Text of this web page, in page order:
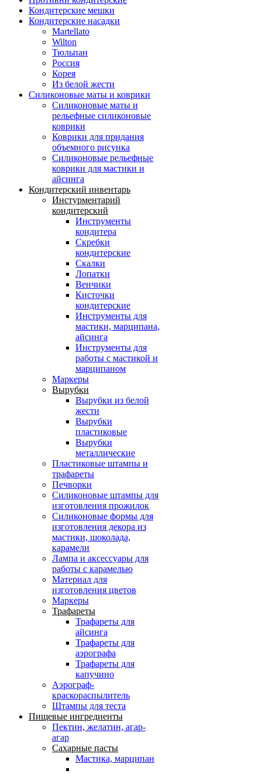
Кондитерские мешки
Кондитерские насадки
Martellato
Wilton
Тюльпан
Россия
Корея
Из белой жести
Силиконовые маты и коврики
Силиконовые маты и
рельефные силиконовые
коврики
Коврики для придания
объемного рисунка
Силиконовые рельефные
коврики для мастики и
айсинга
Кондитерский инвентарь
Инстурментарий
кондитерский
Инструменты
кондитера
Скребки
кондитерские
Скалки
Лопатки
Венчики
Кисточки
кондитерские
Инструменты для
мастики, марципана,
айсинга
Инструменты для
работы с мастикой и
марципаном
Маркеры
Вырубки
Вырубки из белой
жести
Вырубки
пластиковые
Вырубки
металлические
Пластиковые штампы и
трафареты
Печворки
Силиконовые штампы для
изготовления прожилок
Силиконовые формы для
изготовления декора из
мастики, шоколада,
карамели
Лампа и аксессуары для
работы с карамелью
Материал для
изготовления цветов
Маркеры
Трафареты
Трафареты для
айсинга
Трафареты для
аэрографа
Трафареты для
капучино
Аэрограф-
краскораспылитель
Штампы для теста
Пищевые ингредиенты
Пектин, желатин, агар-
агар
Сахарные пасты
Мастика, марципан